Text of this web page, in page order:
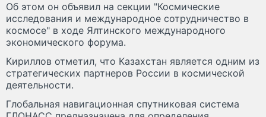
Об этом он объявил на секции "Космические
исследования и международное сотрудничество в
космосе" в ходе Ялтинского международного
экономического форума.
Кириллов отметил, что Казахстан является одним из
стратегических партнеров России в космической
деятельности.
Глобальная навигационная спутниковая система